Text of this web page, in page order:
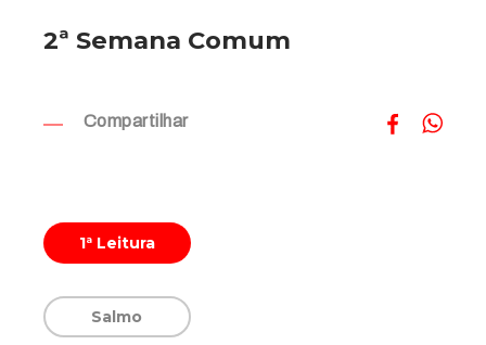
2ª Semana Comum
Compartilhar
1ª Leitura
Salmo